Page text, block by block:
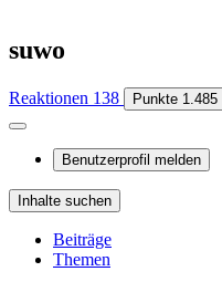
suwo
Reaktionen 138 Punkte 1.485
Benutzerprofil melden
Inhalte suchen
Beiträge
Themen